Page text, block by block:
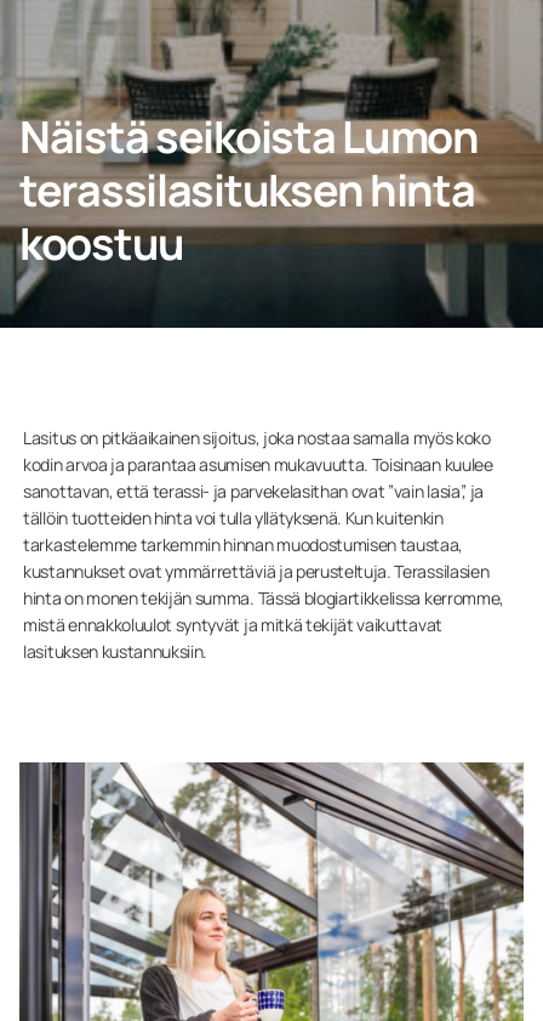
Ammattilaisille
Yritys
Ota yhteyttä
PYYDÄ TARJOUS
Näistä seikoista Lumon
terassilasituksen hinta
koostuu
Lasitus on pitkäaikainen sijoitus, joka nostaa samalla myös koko
kodin arvoa ja parantaa asumisen mukavuutta. Toisinaan kuulee
sanottavan, että terassi- ja parvekelasithan ovat ”vain lasia”, ja
tällöin tuotteiden hinta voi tulla yllätyksenä. Kun kuitenkin
tarkastelemme tarkemmin hinnan muodostumisen taustaa,
kustannukset ovat ymmärrettäviä ja perusteltuja. Terassilasien
hinta on monen tekijän summa. Tässä blogiartikkelissa kerromme,
mistä ennakkoluulot syntyvät ja mitkä tekijät vaikuttavat
lasituksen kustannuksiin.